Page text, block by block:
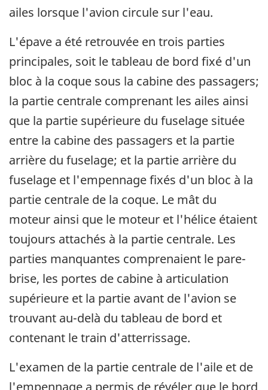
ailes lorsque l'avion circule sur l'eau.
L'épave a été retrouvée en trois parties
principales, soit le tableau de bord fixé d'un
bloc à la coque sous la cabine des passagers;
la partie centrale comprenant les ailes ainsi
que la partie supérieure du fuselage située
entre la cabine des passagers et la partie
arrière du fuselage; et la partie arrière du
fuselage et l'empennage fixés d'un bloc à la
partie centrale de la coque. Le mât du
moteur ainsi que le moteur et l'hélice étaient
toujours attachés à la partie centrale. Les
parties manquantes comprenaient le pare-
brise, les portes de cabine à articulation
supérieure et la partie avant de l'avion se
trouvant au-delà du tableau de bord et
contenant le train d'atterrissage.
L'examen de la partie centrale de l'aile et de
l'empennage a permis de révéler que le bord